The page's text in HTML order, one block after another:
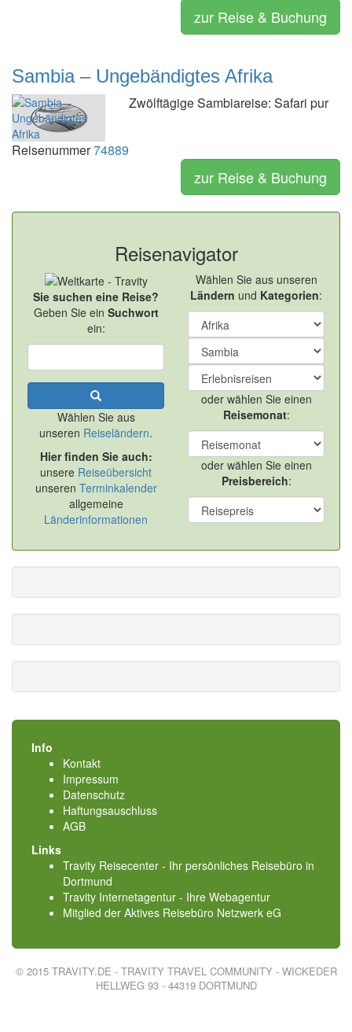
zur Reise & Buchung
Sambia – Ungebändigtes Afrika
Zwölftägige Sambiareise: Safari pur
Reisenummer74889
zur Reise & Buchung
Reisenavigator
Sie suchen eine Reise?
Geben Sie ein Suchwort
ein:
Wählen Sie aus
unseren Reiseländern.
Hier finden Sie auch:
unsere Reiseübersicht
unseren Terminkalender
allgemeine
Länderinformationen
Wählen Sie aus unseren
Ländern und Kategorien:
oder wählen Sie einen
Reisemonat:
oder wählen Sie einen
Preisbereich:
Info
Kontakt
Impressum
Datenschutz
Haftungsauschluss
AGB
Links
Travity Reisecenter - Ihr persönliches Reisebüro in
Dortmund
Travity Internetagentur - Ihre Webagentur
Mitglied der Aktives Reisebüro Netzwerk eG
© 2015 TRAVITY.DE - TRAVITY TRAVEL COMMUNITY - WICKEDER
HELLWEG 93 - 44319 DORTMUND